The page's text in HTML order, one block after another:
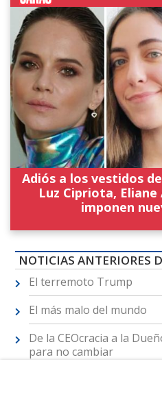
Adiós a los vestidos
Luz Cipriota, Eliane
imponen
NOTICIAS ANTERIORES
El terremoto Trump
El más malo del mundo
De la CEOcracia a la
para no cambiar